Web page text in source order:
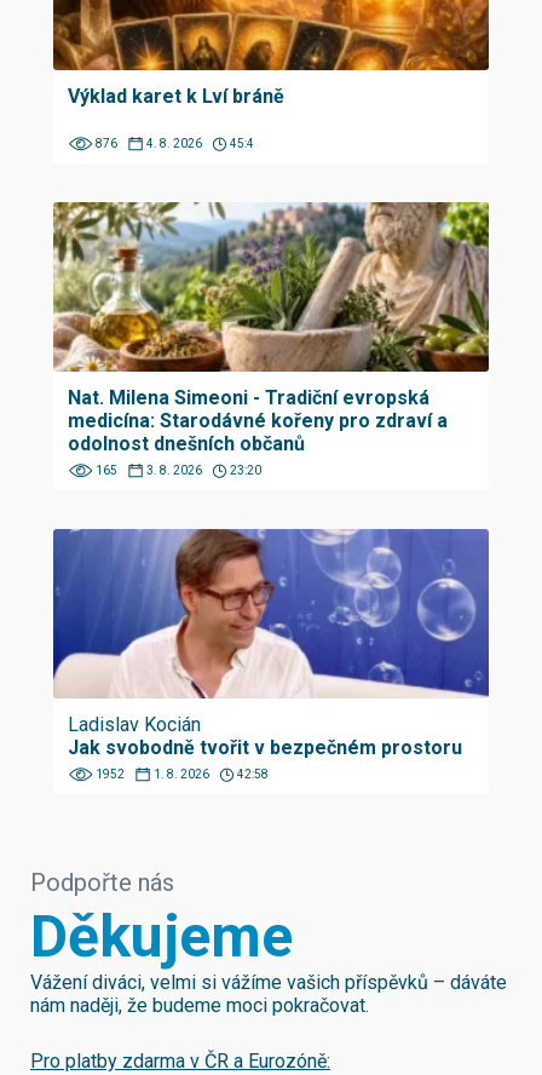
Výklad karet k Lví bráně
876 4. 8. 2026 45:4
Nat. Milena Simeoni - Tradiční evropská
medicína: Starodávné kořeny pro zdraví a
odolnost dnešních občanů
165 3. 8. 2026 23:20
Ladislav Kocián
Jak svobodně tvořit v bezpečném prostoru
1952 1. 8. 2026 42:58
Podpořte nás
Děkujeme
Vážení diváci, velmi si vážíme vašich příspěvků – dáváte
nám naději, že budeme moci pokračovat.
Pro platby zdarma v ČR a Eurozóně: